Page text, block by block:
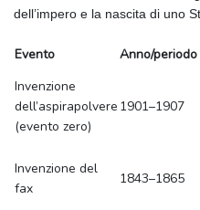
dell’impero e la nascita di uno
Evento Anno/periodo
Invenzione
dell’aspirapolvere
(evento zero)
1901–1907
Invenzione del
fax
1843–1865